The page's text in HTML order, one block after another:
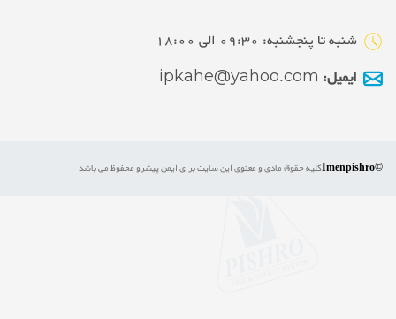
شنبه تا پنجشنبه: 09:30 الی 18:00
ایمیل:ipkahe@yahoo.com
کلیه حقوق مادی و معنوی این سایت برای ایمن پیشرو محفوظ می باشد